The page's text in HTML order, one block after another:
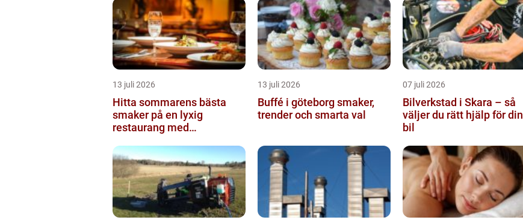
13 juli 2026
Hitta sommarens bästa
smaker på en lyxig
restaurang med
13 juli 2026
Buffé i göteborg smaker,
trender och smarta val
07 juli 2026
Bilverkstad i Skara – så
väljer du rätt hjälp för din
bil